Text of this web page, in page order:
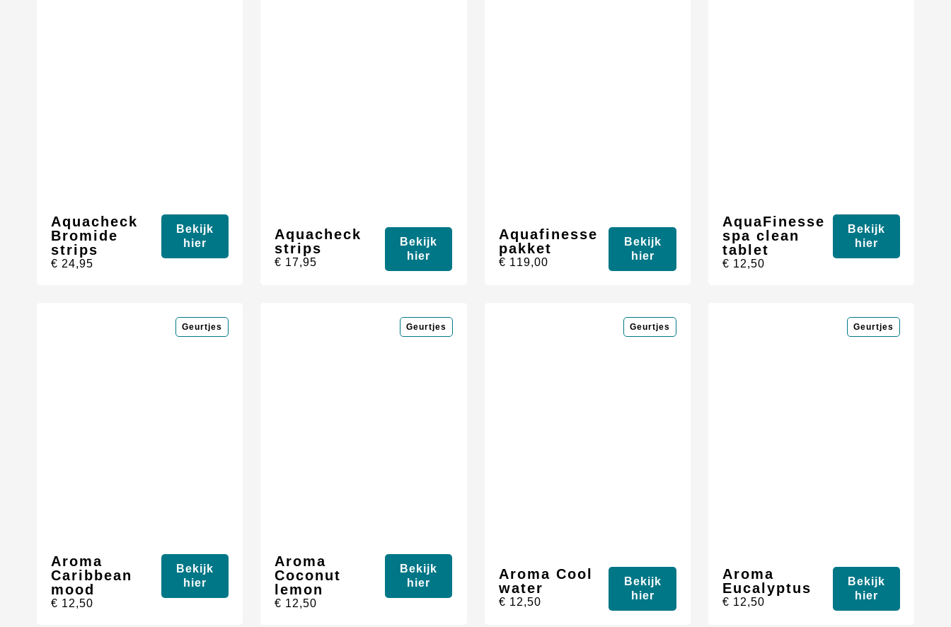
Aquacheck
Bromide
strips
€ 24,95
Bekijk
hier
Aquacheck
strips
€ 17,95
Bekijk
hier
Aquafinesse
pakket
€ 119,00
Bekijk
hier
AquaFinesse
spa clean
tablet
€ 12,50
Bekijk
hier
Geurtjes
Aroma
Caribbean
mood
€ 12,50
Bekijk
hier
Geurtjes
Aroma
Coconut
lemon
€ 12,50
Bekijk
hier
Geurtjes
Aroma Cool
water
€ 12,50
Bekijk
hier
Geurtjes
Aroma
Eucalyptus
€ 12,50
Bekijk
hier